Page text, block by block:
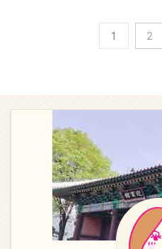
韓国ドラマ《七日の王
妃》11話のあらすじ 10話
染まる」という予言を聞
き、一度はヨクとの婚姻
を諦めます。でもヨクの
想いに心を動かされ、結
婚を決心しま ...
想を交えながらお伝えし
ています。 パク・ミニョ
ン、ヨン・ウジン、イ・
け王妃の座につき、廃妃
された女性の悲恋を描い
た歴史ロマンス。 切ない
ラブストーリーにハマる
人が続出のドラマです！
韓国ドラマ《七日の王
妃》９話のあらすじ ８話
1 2